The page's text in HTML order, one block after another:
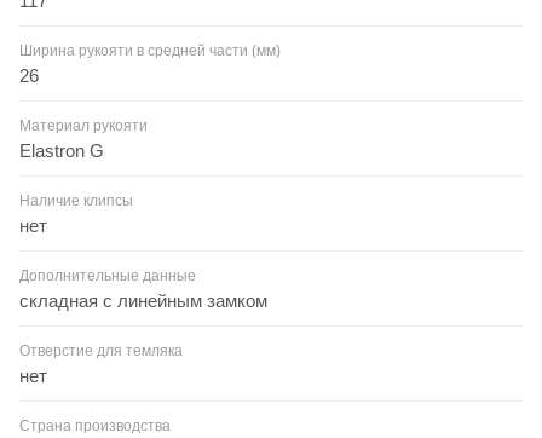
Ширина рукояти в средней части (мм)
26
Материал рукояти
Elastron G
Наличие клипсы
нет
Дополнительные данные
складная с линейным замком
Отверстие для темляка
нет
Страна производства